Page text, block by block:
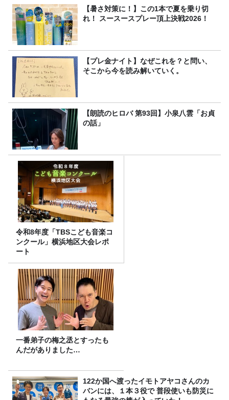
【暑さ対策に！】この1本で夏を乗り切
れ！ スースースプレー頂上決戦2026！
【プレ金ナイト】なぜこれを？と問い、
そこから今を読み解いていく。
【朗読のヒロバ 第93回】小泉八雲「お貞
の話」
令和8年度「TBSこども音楽コ
ンクール」横浜地区大会レポ
ート
一番弟子の梅之丞とすったも
んだがありました…
122か国へ渡ったイモトアヤコさんのカ
バンには、１本３役で 普段使いも防災に